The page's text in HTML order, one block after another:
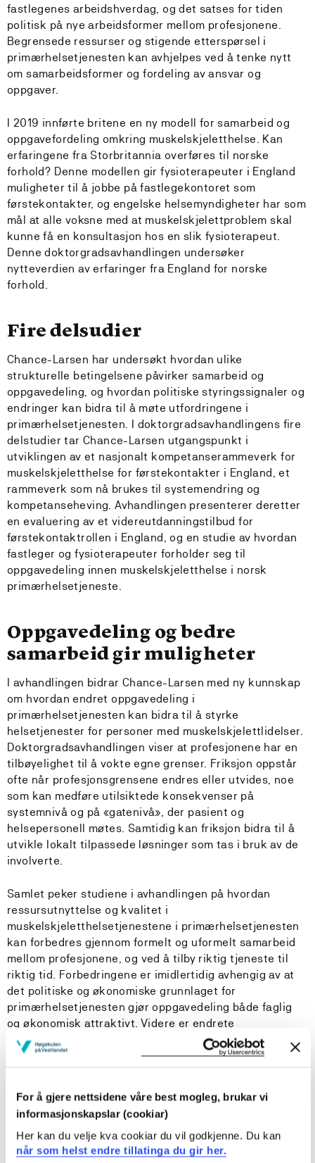
For å gjere nettsidene våre best mogleg, brukar vi
informasjonskapslar (cookiar)
Her kan du velje kva cookiar du vil godkjenne. Du kan
når som helst endre tillatinga du gir her.
fastlegenes arbeidshverdag, og det satses for tiden
politisk på nye arbeidsformer mellom profesjonene.
Begrensede ressurser og stigende etterspørsel i
primærhelsetjenesten kan avhjelpes ved å tenke nytt
om samarbeidsformer og fordeling av ansvar og
oppgaver.
I 2019 innførte britene en ny modell for samarbeid og
oppgavefordeling omkring muskelskjeletthelse. Kan
erfaringene fra Storbritannia overføres til norske
forhold? Denne modellen gir fysioterapeuter i England
muligheter til å jobbe på fastlegekontoret som
førstekontakter, og engelske helsemyndigheter har som
mål at alle voksne med at muskelskjelettproblem skal
kunne få en konsultasjon hos en slik fysioterapeut.
Denne doktorgradsavhandlingen undersøker
nytteverdien av erfaringer fra England for norske
forhold.
Fire delsudier
Chance-Larsen har undersøkt hvordan ulike
strukturelle betingelsene påvirker samarbeid og
oppgavedeling, og hvordan politiske styringssignaler og
endringer kan bidra til å møte utfordringene i
primærhelsetjenesten. I doktorgradsavhandlingens fire
delstudier tar Chance-Larsen utgangspunkt i
utviklingen av et nasjonalt kompetanserammeverk for
muskelskjeletthelse for førstekontakter i England, et
rammeverk som nå brukes til systemendring og
kompetanseheving. Avhandlingen presenterer deretter
en evaluering av et videreutdanningstilbud for
førstekontaktrollen i England, og en studie av hvordan
fastleger og fysioterapeuter forholder seg til
oppgavedeling innen muskelskjeletthelse i norsk
primærhelsetjeneste.
Oppgavedeling og bedre
samarbeid gir muligheter
I avhandlingen bidrar Chance-Larsen med ny kunnskap
om hvordan endret oppgavedeling i
primærhelsetjenesten kan bidra til å styrke
helsetjenester for personer med muskelskjelettlidelser.
Doktorgradsavhandlingen viser at profesjonene har en
tilbøyelighet til å vokte egne grenser. Friksjon oppstår
ofte når profesjonsgrensene endres eller utvides, noe
som kan medføre utilsiktede konsekvenser på
systemnivå og på «gatenivå», der pasient og
helsepersonell møtes. Samtidig kan friksjon bidra til å
utvikle lokalt tilpassede løsninger som tas i bruk av de
involverte.
Samlet peker studiene i avhandlingen på hvordan
ressursutnyttelse og kvalitet i
muskelskjeletthelsetjenestene i primærhelsetjenesten
kan forbedres gjennom formelt og uformelt samarbeid
mellom profesjonene, og ved å tilby riktig tjeneste til
riktig tid. Forbedringene er imidlertidig avhengig av at
det politiske og økonomiske grunnlaget for
primærhelsetjenesten gjør oppgavedeling både faglig
og økonomisk attraktivt. Videre er endrete
samarbeidsformer avhengig av at
profesjonsorganisasjonene og profesjonsutøverne
tradisjonelle grenser mellom profesjonene.